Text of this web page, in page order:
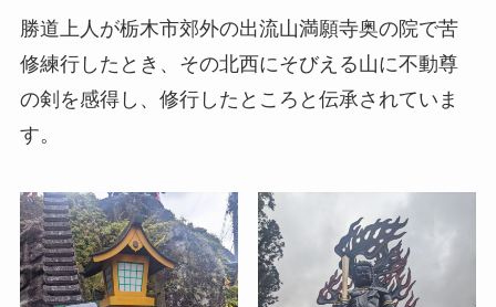
勝道上人が栃木市郊外の出流山満願寺奥の院で苦
修練行したとき、その北西にそびえる山に不動尊
の剣を感得し、修行したところと伝承されていま
す。